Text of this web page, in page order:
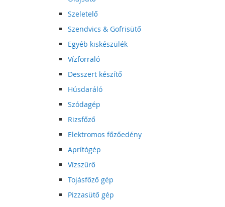
Szeletelő
Szendvics & Gofrisütő
Egyéb kiskészülék
Vízforraló
Desszert készítő
Húsdaráló
Szódagép
Rizsfőző
Elektromos főzőedény
Aprítógép
Vízszűrő
Tojásfőző gép
Pizzasütő gép